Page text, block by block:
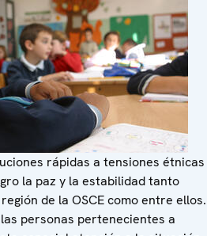
rápidas a tensiones étnicas
la paz y la estabilidad tanto
de la OSCE como entre ellos.
personas pertenecientes a